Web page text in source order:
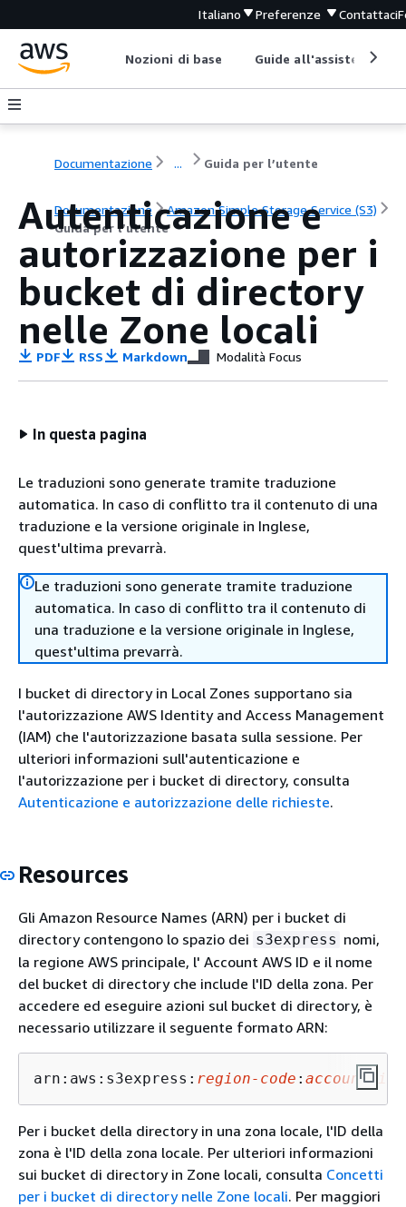
Italiano Preferenze Contattaci
Nozioni di base Guide all'assistenza
Documentazione ... Guida per l’utente
Documentazione
Amazon Simple Storage Service (S3)
Guida per l’utente
Autenticazione e
autorizzazione per i
bucket di directory
nelle Zone locali
PDF RSS Markdown Modalità Focus
In questa pagina
Le traduzioni sono generate tramite traduzione
automatica. In caso di conflitto tra il contenuto di una
traduzione e la versione originale in Inglese,
quest'ultima prevarrà.
Le traduzioni sono generate tramite traduzione
automatica. In caso di conflitto tra il contenuto di
una traduzione e la versione originale in Inglese,
quest'ultima prevarrà.
I bucket di directory in Local Zones supportano sia
l'autorizzazione AWS Identity and Access Management
(IAM) che l'autorizzazione basata sulla sessione. Per
ulteriori informazioni sull'autenticazione e
l'autorizzazione per i bucket di directory, consulta
Autenticazione e autorizzazione delle richieste.
Resources
Gli Amazon Resource Names (ARN) per i bucket di
directory contengono lo spazio dei s3express nomi,
la regione AWS principale, l' Account AWS ID e il nome
del bucket di directory che include l'ID della zona. Per
accedere ed eseguire azioni sul bucket di directory, è
necessario utilizzare il seguente formato ARN:
arn:aws:s3express: region-code : account-id
Per i bucket della directory in una zona locale, l'ID della
zona è l'ID della zona locale. Per ulteriori informazioni
sui bucket di directory in Zone locali, consulta Concetti
per i bucket di directory nelle Zone locali. Per maggiori